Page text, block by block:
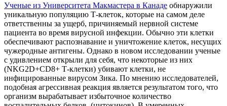
Ученые из Университета Макмастера в Канаде обнаружили
уникальную популяцию Т-клеток, которые на самом деле
ответственны за ущерб, причиняемый нервной системе
пациента во время вирусной инфекции. Обычно эти клетки
обеспечивают распознавание и уничтожение клеток, несущих
чужеродные антигены. Однако в новом исследовании ученые
с удивлением открыли для себя, что некоторые из них
(NKG2D+CD8+ Т-клетки) убивают клетки, не
инфицированные вирусом Зика. По мнению исследователей,
подобная агрессивная реакция является результатом того, что
организм вырабатывает избыточное количество